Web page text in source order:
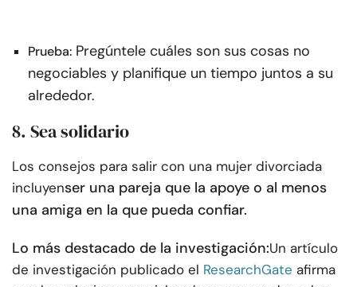
Prueba: Pregúntele cuáles son sus cosas no
negociables y planifique un tiempo juntos a su
alrededor.
8. Sea solidario
Los consejos para salir con una mujer divorciada
incluyenser una pareja que la apoye o al menos
una amiga en la que pueda confiar.
Lo más destacado de la investigación:Un artículo
de investigación publicado el ResearchGate afirma